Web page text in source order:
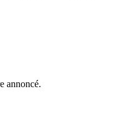
annoncé.